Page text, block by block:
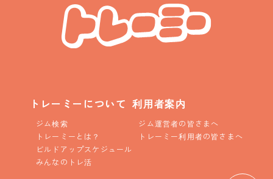
トレーミーについて
ジム検索
トレーミーとは？
ビルドアップスケジュール
みんなのトレ活
利用者案内
ジム運営者の皆さまへ
トレーミー利用者の皆さまへ